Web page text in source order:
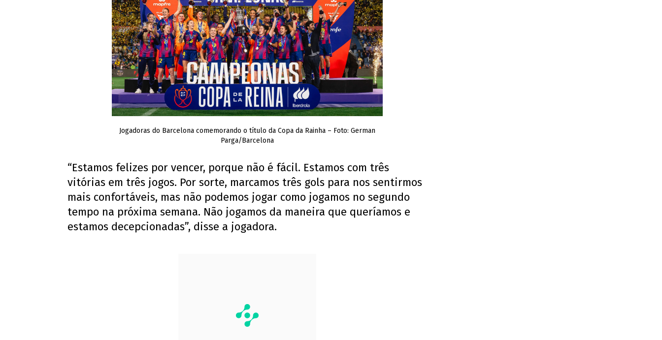
Jogadoras do Barcelona comemorando o título da Copa da Rainha – Foto: German
Parga/Barcelona
“Estamos felizes por vencer, porque não é fácil. Estamos com três
vitórias em três jogos. Por sorte, marcamos três gols para nos sentirmos
mais confortáveis, mas não podemos jogar como jogamos no segundo
tempo na próxima semana. Não jogamos da maneira que queríamos e
estamos decepcionadas”, disse a jogadora.